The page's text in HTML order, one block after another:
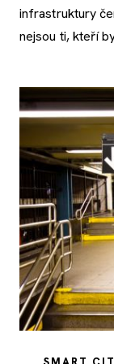
infrastruktury
nejsou ti, kteří